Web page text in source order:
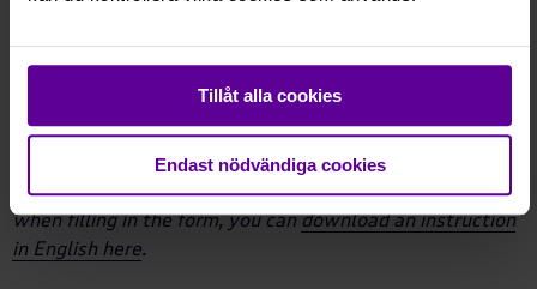
Tillåt alla cookies
Endast nödvändiga cookies
BankID eller lösenord. Alla som fyllt 16 år kan registrera
Registrera mig nu
The registration form needs to be completed in
Swedish. As you are not able to use Google Translate
when filling in the form, you candownload an instruction
in English here.